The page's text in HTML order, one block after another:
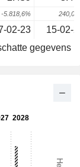
-5.818,6%
02-23 15-02-
gegevens